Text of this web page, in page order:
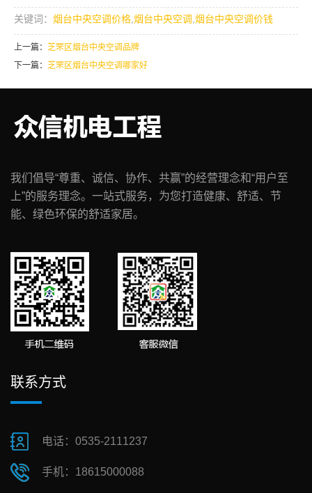
关键词： 烟台中央空调价格 烟台中央空调 烟台中央空调价钱
上一篇： 芝罘区烟台中央空调品牌
下一篇： 芝罘区烟台中央空调哪家好
我们倡导“尊重、诚信、协作、共赢”的经营理念和“用户至
上”的服务理念。一站式服务，为您打造健康、舒适、节
能、绿色环保的舒适家居。
联系方式
电话：0535-2111237
手机：18615000088